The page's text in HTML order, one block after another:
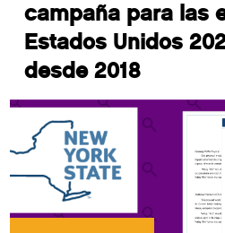
campaña para las
Estados Unidos
desde 2018